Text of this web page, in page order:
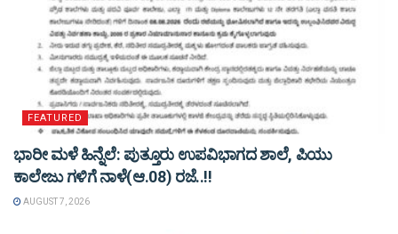
FEATURED
ಭಾರೀ ಮಳೆ ಹಿನ್ನೆಲೆ: ಪುತ್ತೂರು ಉಪವಿಭಾಗದ ಶಾಲೆ, ಪಿಯು
ಕಾಲೇಜು ಗಳಿಗೆ ನಾಳೆ(ಆ.08) ರಜೆ..!!
AUGUST 7, 2026